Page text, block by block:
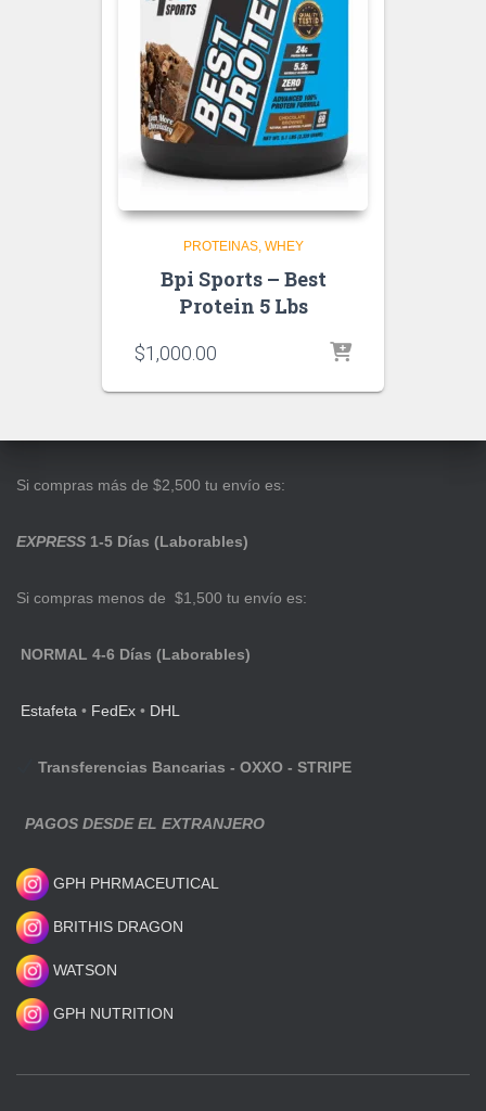
PROTEINAS WHEY
Bpi Sports – Best
Protein 5 Lbs
$1,000.00
Si compras más de $2,500 tu envío es:
EXPRESS 1-5 Días (Laborables)
Si compras menos de $1,500 tu envío es:
NORMAL 4-6 Días (Laborables)
Estafeta • FedEx • DHL
Transferencias Bancarias - OXXO - STRIPE
PAGOS DESDE EL EXTRANJERO
GPH PHRMACEUTICAL
BRITHIS DRAGON
WATSON
GPH NUTRITION